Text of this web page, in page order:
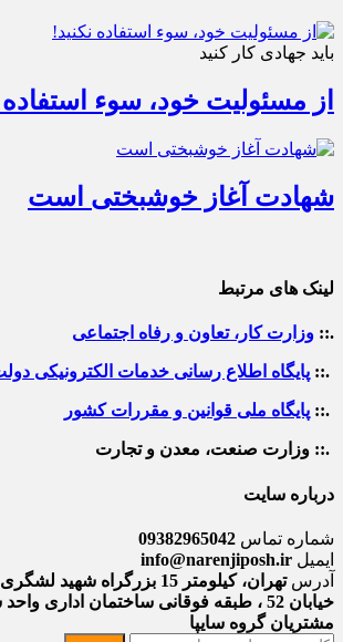
باید جهادی کار کنید
از مسئولیت خود، سوء استفاده
شهادت آغاز خوشبختی است
لینک های مرتبط
.:: وزارت کار، تعاون و رفاه اجتماعی
.:: پایگاه اطلاع رسانی خدمات الکترونیکی
.:: پایگاه ملی قوانین و مقررات کشور
.:: وزارت صنعت، معدن و تجارت
درباره سایت
شماره تماس 09382965042
ایمیل info@narenjiposh.ir
آدرس
تهران، کیلومتر 15 بزرگراه
خیابان 52 ، طبقه فوقانی ساختمان اداری
مشتریان گروه سایپا